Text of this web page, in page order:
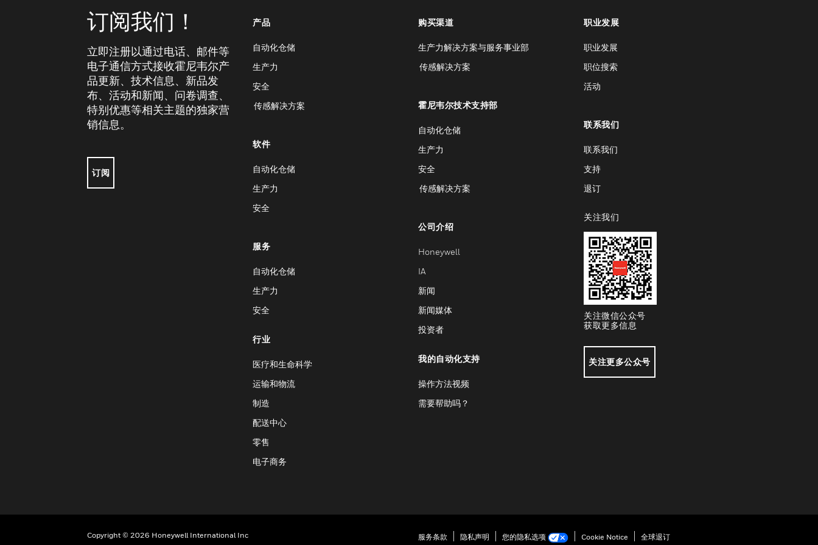
订阅我们！
立即注册以通过电话、邮件等
电子通信方式接收霍尼韦尔产
品更新、技术信息、新品发
布、活动和新闻、问卷调查、
特别优惠等相关主题的独家营
销信息。
订阅
产品
自动化仓储
生产力
安全
传感解决方案
软件
自动化仓储
生产力
安全
服务
自动化仓储
生产力
安全
行业
医疗和生命科学
运输和物流
制造
配送中心
零售
电子商务
购买渠道
生产力解决方案与服务事业部
传感解决方案
霍尼韦尔技术支持部
自动化仓储
生产力
安全
传感解决方案
公司介绍
Honeywell
IA
新闻
新闻媒体
投资者
我的自动化支持
操作方法视频
需要帮助吗？
职业发展
职业发展
职位搜索
活动
联系我们
联系我们
支持
退订
关注我们
关注微信公众号
获取更多信息
关注更多公众号
Copyright © 2026 Honeywell International Inc 服务条款 隐私声明 您的隐私选项 Cookie Notice 全球退订